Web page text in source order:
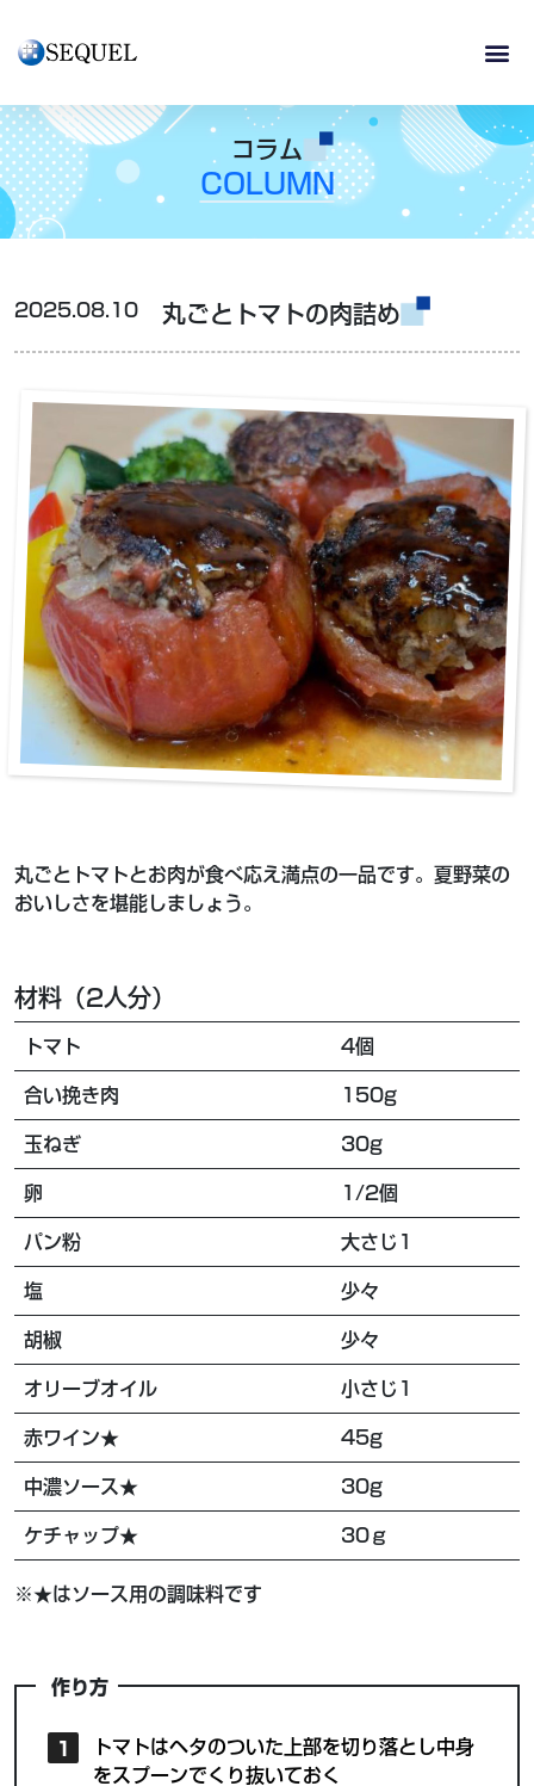
コラム
COLUMN
2025.08.10 丸ごとトマトの肉詰め
丸ごとトマトとお肉が食べ応え満点の一品です。夏野菜の
おいしさを堪能しましょう。
材料（2人分）
トマト 4個
合い挽き肉 150g
玉ねぎ 30g
卵 1/2個
パン粉 大さじ1
塩 少々
胡椒 少々
オリーブオイル 小さじ1
赤ワイン★ 45g
中濃ソース★ 30g
ケチャップ★ 30ｇ
※★はソース用の調味料です
作り方
トマトはヘタのついた上部を切り落とし中身
をスプーンでくり抜いておく